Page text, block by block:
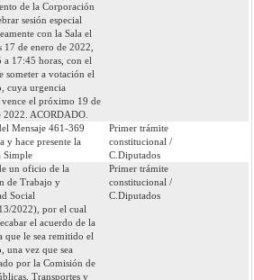
terminada
(Diario
19/11/2025)
appsenado/templates/tramitacion/
15
información que desea
Oficios
de la Corporación
sesión especial
con la Sala el
17 de enero de 2022,
a 17:45 horas, con el
someter a votación el
cuya urgencia
el próximo 19 de
2022. ACORDADO.
Mensaje 461-369
y hace presente la
Simple
Primer trámite
constitucional /
C.Diputados
un oficio de la
de Trabajo y
Social
2022), por el cual
el acuerdo de la
que le sea remitido el
una vez que sea
por la Comisión de
Transportes y
Primer trámite
constitucional /
C.Diputados